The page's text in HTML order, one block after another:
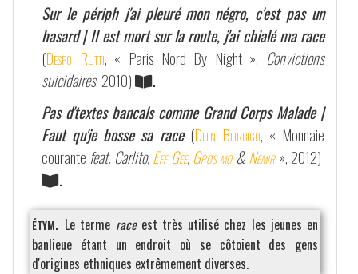
Sur le périph j'ai pleuré mon négro, c'est pas un
hasard | Il est mort sur la route, j'ai chialé ma race
(Despo Rutti, « Paris Nord By Night », Convictions
suicidaires, 2010)
.
Pas d'textes bancals comme Grand Corps Malade |
Faut qu'je bosse sa race (Deen Burbigo, « Monnaie
courante feat. Carlito,Eff Gee, Gros mo&Nemir», 2012)
.
étym. Le terme raceest très utilisé chez les jeunes en
banlieue étant un endroit où se côtoient des gens
d'origines ethniques extrêmement diverses.